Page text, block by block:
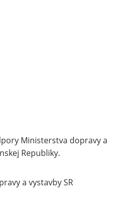
Ministerstva dopravy a
Republiky.